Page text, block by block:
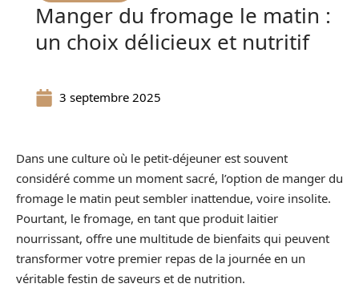
Manger du fromage le matin :
un choix délicieux et nutritif
3 septembre 2025
Dans une culture où le petit-déjeuner est souvent
considéré comme un moment sacré, l’option de manger du
fromage le matin peut sembler inattendue, voire insolite.
Pourtant, le fromage, en tant que produit laitier
nourrissant, offre une multitude de bienfaits qui peuvent
transformer votre premier repas de la journée en un
véritable festin de saveurs et de nutrition.